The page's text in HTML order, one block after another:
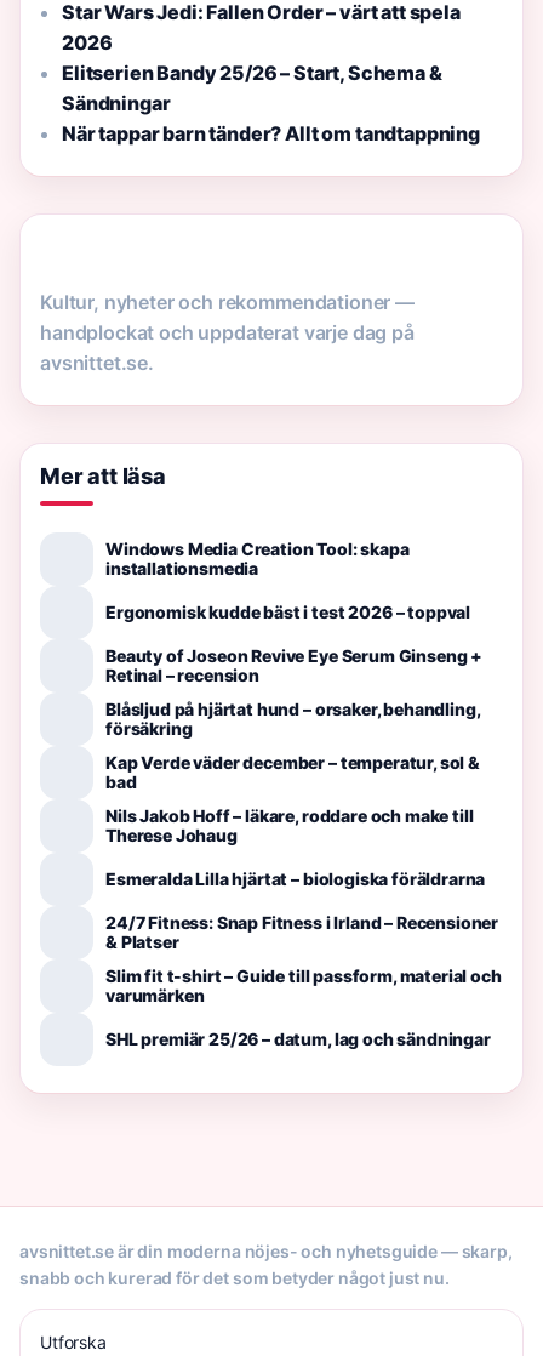
Star Wars Jedi: Fallen Order – värt att spela
2026
Elitserien Bandy 25/26 – Start, Schema &
Sändningar
När tappar barn tänder? Allt om tandtappning
Kultur, nyheter och rekommendationer —
handplockat och uppdaterat varje dag på
avsnittet.se.
Mer att läsa
Windows Media Creation Tool: skapa
installationsmedia
Ergonomisk kudde bäst i test 2026 – toppval
Beauty of Joseon Revive Eye Serum Ginseng +
Retinal – recension
Blåsljud på hjärtat hund – orsaker, behandling,
försäkring
Kap Verde väder december – temperatur, sol &
bad
Nils Jakob Hoff – läkare, roddare och make till
Therese Johaug
Esmeralda Lilla hjärtat – biologiska föräldrarna
24/7 Fitness: Snap Fitness i Irland – Recensioner
& Platser
Slim fit t-shirt – Guide till passform, material och
varumärken
SHL premiär 25/26 – datum, lag och sändningar
avsnittet.se är din moderna nöjes- och nyhetsguide — skarp,
snabb och kurerad för det som betyder något just nu.
Utforska